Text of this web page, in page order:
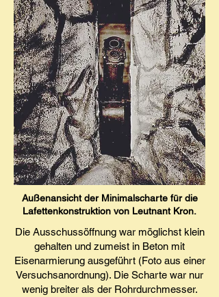
Außenansicht der Minimalscharte für die
Lafettenkonstruktion von Leutnant Kron.
Die Ausschussöffnung war möglichst klein
gehalten und zumeist in Beton mit
Eisenarmierung ausgeführt (Foto aus einer
Versuchsanordnung). Die Scharte war nur
wenig breiter als der Rohrdurchmesser.